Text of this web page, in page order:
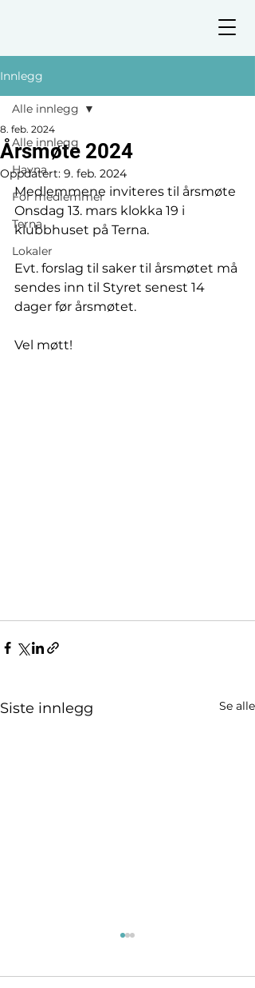
Innlegg
Alle innlegg
Havna
For medlemmer
Terna
Lokaler
Alle innlegg
Årsmøte 2024
8. feb. 2024
Oppdatert: 9. feb. 2024
Medlemmene inviteres til årsmøte
Onsdag 13. mars klokka 19 i
klubbhuset på Terna.
Evt. forslag til saker til årsmøtet må
sendes inn til Styret senest 14
dager før årsmøtet.
Vel møtt!
Siste innlegg Se alle